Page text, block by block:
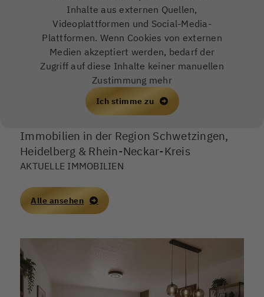
Inhalte aus externen Quellen,
Videoplattformen und Social-Media-
Plattformen. Wenn Cookies von externen
Medien akzeptiert werden, bedarf der
Zugriff auf diese Inhalte keiner manuellen
Zustimmung mehr
Ich stimme zu
Immobilien in der Region Schwetzingen,
Heidelberg & Rhein-Neckar-Kreis
AKTUELLE IMMOBILIEN
Alle ansehen